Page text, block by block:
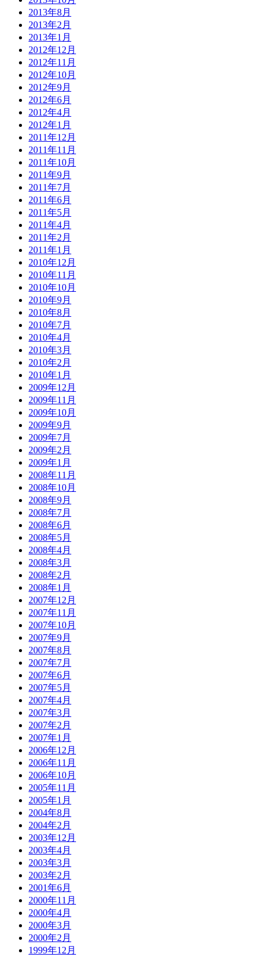
2013年8月
2013年2月
2013年1月
2012年12月
2012年11月
2012年10月
2012年9月
2012年6月
2012年4月
2012年1月
2011年12月
2011年11月
2011年10月
2011年9月
2011年7月
2011年6月
2011年5月
2011年4月
2011年2月
2011年1月
2010年12月
2010年11月
2010年10月
2010年9月
2010年8月
2010年7月
2010年4月
2010年3月
2010年2月
2010年1月
2009年12月
2009年11月
2009年10月
2009年9月
2009年7月
2009年2月
2009年1月
2008年11月
2008年10月
2008年9月
2008年7月
2008年6月
2008年5月
2008年4月
2008年3月
2008年2月
2008年1月
2007年12月
2007年11月
2007年10月
2007年9月
2007年8月
2007年7月
2007年6月
2007年5月
2007年4月
2007年3月
2007年2月
2007年1月
2006年12月
2006年11月
2006年10月
2005年11月
2005年1月
2004年8月
2004年2月
2003年12月
2003年4月
2003年3月
2003年2月
2001年6月
2000年11月
2000年4月
2000年3月
2000年2月
1999年12月